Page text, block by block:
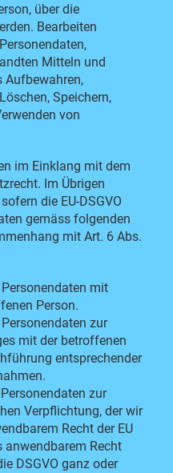
über die
Bearbeiten
Mitteln und
Aufbewahren,
Speichern,
von
im Einklang mit dem
Im Übrigen
die EU-DSGVO
gemäss folgenden
mit Art. 6 Abs.
mit
Person.
zur
mit der betroffenen
entsprechender
zur
Verpflichtung, der wir
Recht der EU
Recht
DSGVO ganz oder